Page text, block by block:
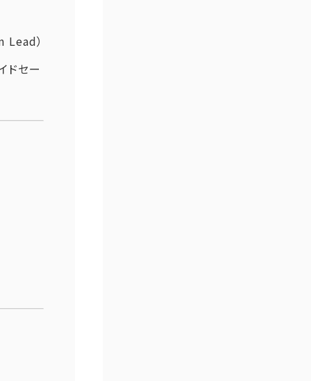
）
ドセー